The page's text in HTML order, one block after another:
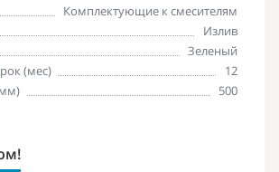
Комплектующие к смесителям
Излив
Зеленый
(мес)
12
500